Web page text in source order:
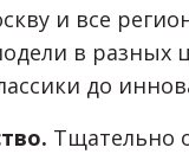
и все
в разных
до
Тщательно